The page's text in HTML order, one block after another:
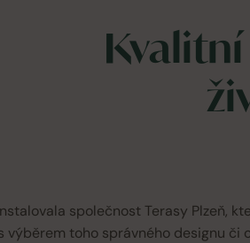
společnost Terasy Plzeň,
toho správného designu